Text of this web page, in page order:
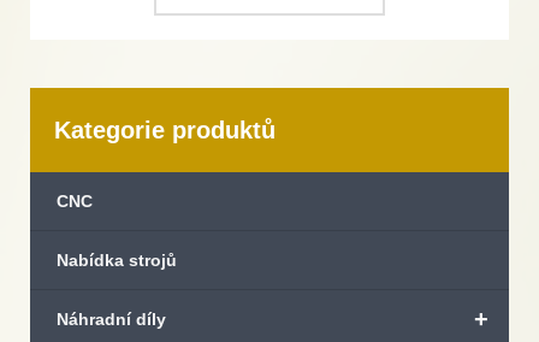
Kategorie produktů
CNC
Nabídka strojů
+
Náhradní díly